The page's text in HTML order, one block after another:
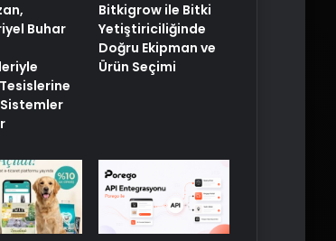
Buhar
Bitkigrow ile Bitki
Yetiştiriciliğinde
Doğru Ekipman ve
Ürün Seçimi